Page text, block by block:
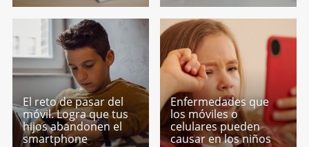
El reto de pasar del
móvil. Logra que tus
hijos abandonen el
smartphone
Enfermedades que
los móviles o
celulares pueden
causar en los niños